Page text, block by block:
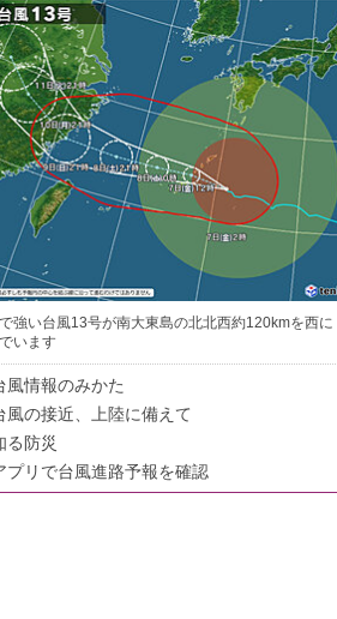
強い台風13号が南大東島の北北西約120kmを西に
います
風情報のみかた
風の接近、上陸に備えて
る防災
プリで台風進路予報を確認